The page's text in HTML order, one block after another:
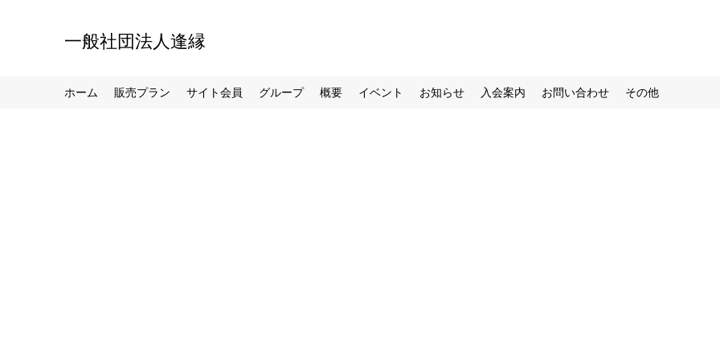
一般社団法人逢縁
ホーム 販売プラン サイト会員 グループ 概要 イベント お知らせ 入会案内 お問い合わせ その他